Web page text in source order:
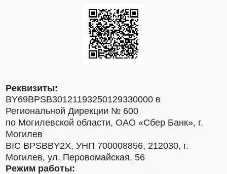
Реквизиты:
BY69BPSB30121193250129330000 в
Региональной Дирекции № 600
по Могилевской области, ОАО «Сбер Банк», г.
Могилев
BIC BPSBBY2X, УНП 700008856, 212030, г.
Могилев, ул. Перовомайская, 56
Режим работы: